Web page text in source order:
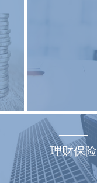
理财保险